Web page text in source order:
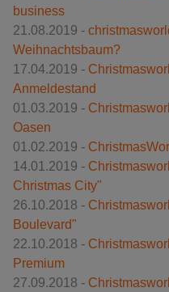
business
21.08.2019 -
Weihnachtsbaum?
17.04.2019 -
Anmeldestand
01.03.2019 -
Oasen
01.02.2019 -
14.01.2019 -
Christmas City"
26.10.2018 -
Boulevard"
22.10.2018 -
Premium
27.09.2018 -